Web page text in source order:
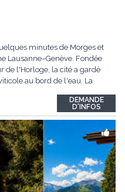
minutes de Morges et
Lausanne–Genève. Fondée
de l'Horloge, la cité a gardé
au bord de l'eau. La
privilégié, une
DEMANDE
D'INFOS